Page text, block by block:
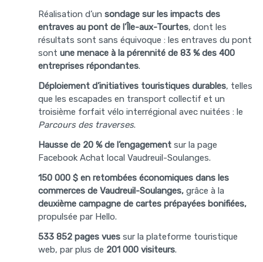
Réalisation d’un sondage sur les impacts des
entraves au pont de l’Île-aux-Tourtes, dont les
résultats sont sans équivoque : les entraves du pont
sont une menace à la pérennité de 83 %des 400
entreprises répondantes.
Déploiement d’initiatives touristiques durables, telles
que les escapades en transport collectif et un
troisième forfait vélo interrégional avec nuitées : le
Parcours des traverses.
Hausse de 20 % de l’engagement sur la page
Facebook Achat local Vaudreuil-Soulanges.
150 000 $ en retombées économiques dans les
commerces de Vaudreuil-Soulanges, grâce à la
deuxième campagne de cartes prépayées bonifiées,
propulsée par Hello.
533 852 pages vues sur la plateforme touristique
web, par plus de 201 000 visiteurs.